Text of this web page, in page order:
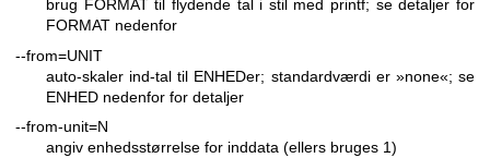
brug FORMAT til flydende tal i stil med printf; se detaljer for
FORMAT nedenfor
--from=UNIT
auto-skaler ind-tal til ENHEDer; standardværdi er »none«; se
ENHED nedenfor for detaljer
--from-unit=N
angiv enhedsstørrelse for inddata (ellers bruges 1)